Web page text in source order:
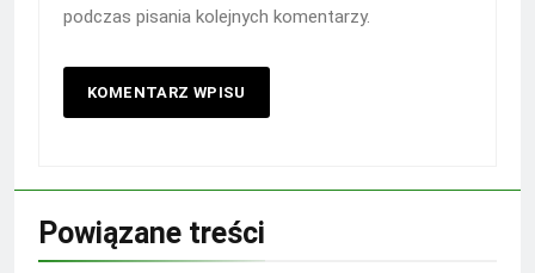
podczas pisania kolejnych komentarzy.
Powiązane treści